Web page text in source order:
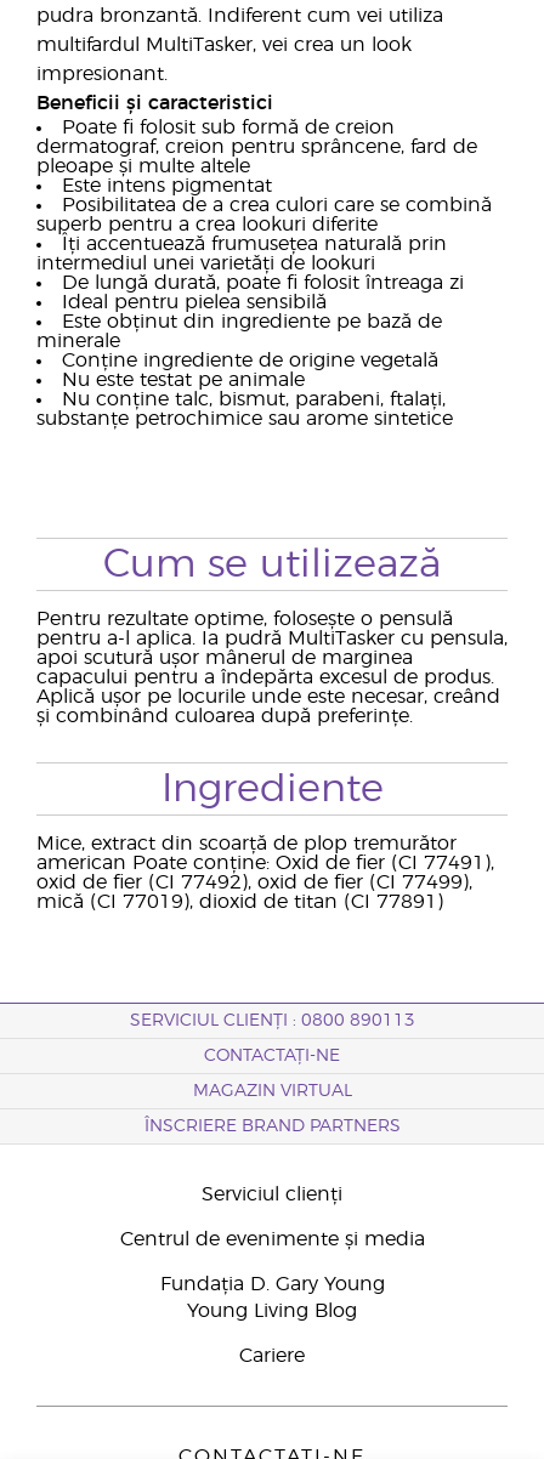
pudra bronzantă. Indiferent cum vei utiliza
multifardul MultiTasker, vei crea un look
impresionant.
Beneficii și caracteristici
Poate fi folosit sub formă de creion
dermatograf, creion pentru sprâncene, fard de
pleoape și multe altele
Este intens pigmentat
Posibilitatea de a crea culori care se combină
superb pentru a crea lookuri diferite
Îți accentuează frumusețea naturală prin
intermediul unei varietăți de lookuri
De lungă durată, poate fi folosit întreaga zi
Ideal pentru pielea sensibilă
Este obținut din ingrediente pe bază de
minerale
Conține ingrediente de origine vegetală
Nu este testat pe animale
Nu conține talc, bismut, parabeni, ftalați,
substanțe petrochimice sau arome sintetice
Cum se utilizează
Pentru rezultate optime, folosește o pensulă
pentru a-l aplica. Ia pudră MultiTasker cu pensula,
apoi scutură ușor mânerul de marginea
capacului pentru a îndepărta excesul de produs.
Aplică ușor pe locurile unde este necesar, creând
și combinând culoarea după preferințe.
Ingrediente
Mice, extract din scoarță de plop tremurător
american Poate conține: Oxid de fier (CI 77491),
oxid de fier (CI 77492), oxid de fier (CI 77499),
mică (CI 77019), dioxid de titan (CI 77891)
SERVICIUL CLIENȚI : 0800 890113
CONTACTAȚI-NE
MAGAZIN VIRTUAL
ÎNSCRIERE BRAND PARTNERS
Serviciul clienți
Centrul de evenimente și media
Fundația D. Gary Young
Young Living Blog
Cariere